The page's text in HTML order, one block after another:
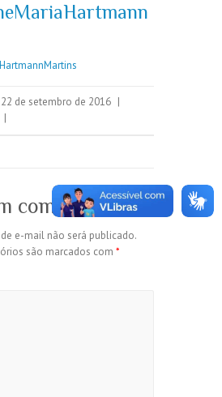
22 de setembro de 2016 |
|
comentário
e-mail não será publicado.
são marcados com *